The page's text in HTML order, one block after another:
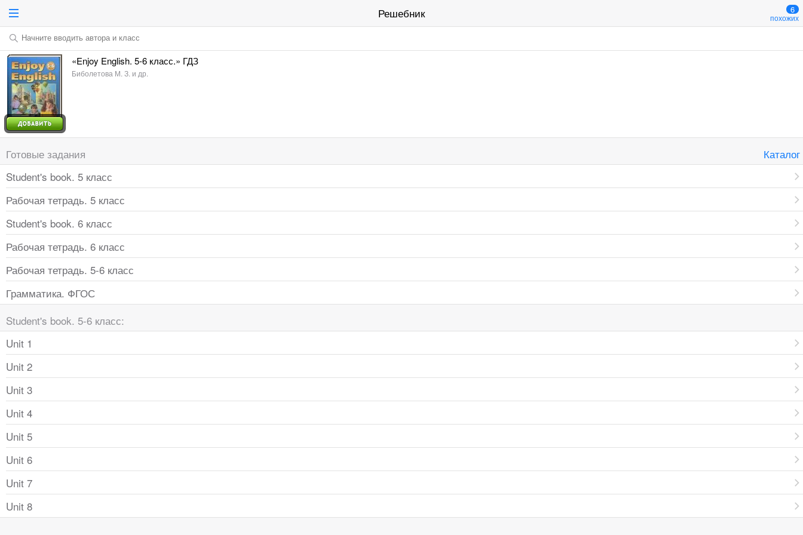
Решебник 6
похожих
Начните вводить автора и класс
«Enjoy English. 5-6 класс.» ГДЗ
Биболетова М. З. и др.
Готовые задания
Каталог
Student's book. 5 класс
Рабочая тетрадь. 5 класс
Student's book. 6 класс
Рабочая тетрадь. 6 класс
Рабочая тетрадь. 5-6 класс
Грамматика. ФГОС
Student's book. 5-6 класс:
Unit 1
Unit 2
Unit 3
Unit 4
Unit 5
Unit 6
Unit 7
Unit 8